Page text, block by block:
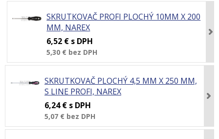
SKRUTKOVAČ PROFI PLOCHÝ 10MM X 200
MM, NAREX
6,52 € s DPH
5,30 € bez DPH
SKRUTKOVAČ PLOCHÝ 4,5 MM X 250 MM,
S LINE PROFI, NAREX
6,24 € s DPH
5,07 € bez DPH